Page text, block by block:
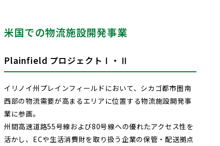
米国での物流施設開発事業
Plainfield プロジェクトⅠ・Ⅱ
イリノイ州プレインフィールドにおいて、シカゴ都市圏南
西部の物流需要が高まるエリアに位置する物流施設開発事
業に参画。
州間高速道路55号線および80号線への優れたアクセス性を
活かし、ECや生活消費財を取り扱う企業の保管・配送拠点